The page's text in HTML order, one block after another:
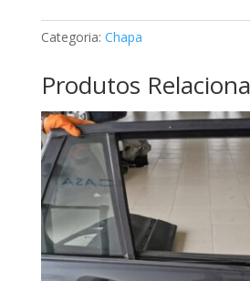
Mercedes
Categoria: Chapa
Produtos